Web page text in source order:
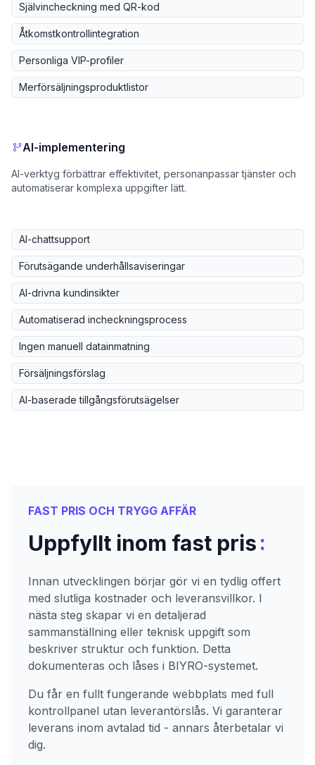
Självincheckning med QR-kod
Åtkomstkontrollintegration
Personliga VIP-profiler
Merförsäljningsproduktlistor
AI-implementering
AI-verktyg förbättrar effektivitet, personanpassar tjänster och
automatiserar komplexa uppgifter lätt.
AI-chattsupport
Förutsägande underhållsaviseringar
AI-drivna kundinsikter
Automatiserad incheckningsprocess
Ingen manuell datainmatning
Försäljningsförslag
AI-baserade tillgångsförutsägelser
FAST PRIS OCH TRYGG AFFÄR
Uppfyllt inom fast pris:
Innan utvecklingen börjar gör vi en tydlig offert
med slutliga kostnader och leveransvillkor. I
nästa steg skapar vi en detaljerad
sammanställning eller teknisk uppgift som
beskriver struktur och funktion. Detta
dokumenteras och låses i BIYRO-systemet.
Du får en fullt fungerande webbplats med full
kontrollpanel utan leverantörslås. Vi garanterar
leverans inom avtalad tid - annars återbetalar vi
dig.